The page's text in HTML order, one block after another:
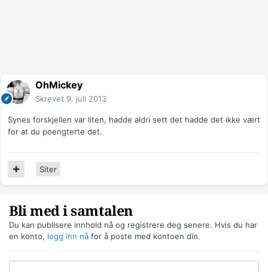
OhMickey
Skrevet 9. juli 2013
Synes forskjellen var liten, hadde aldri sett det hadde det ikke vært
for at du poengterte det.
Siter
Bli med i samtalen
Du kan publisere innhold nå og registrere deg senere. Hvis du har
en konto, logg inn nå for å poste med kontoen din.